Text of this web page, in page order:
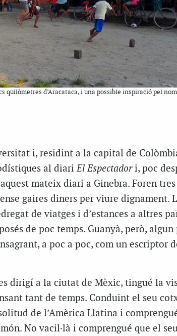
quilòmetres d’Aracataca, i una possible inspiració pel
i, residint a la capital de
al diariEl Espectadori, poc
mateix diari a Ginebra. Foren tres
gaires diners per viure dignament.
de viatges i d’estances a altres
de poc temps. Guanyà, però, algun
a poc a poc, com un escriptor
dirigí a la ciutat de Mèxic, tingué la
tant de temps. Conduint el seu
de l’Amèrica Llatina i
No vacil·là i comprengué que el